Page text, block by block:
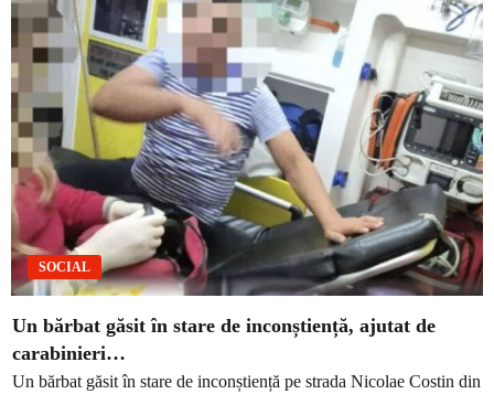
SOCIAL
Un bărbat găsit în stare de inconștiență, ajutat de
carabinieri…
Un bărbat găsit în stare de inconștiență pe strada Nicolae Costin din